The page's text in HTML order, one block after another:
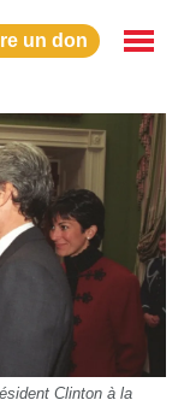
un don
Clinton à la